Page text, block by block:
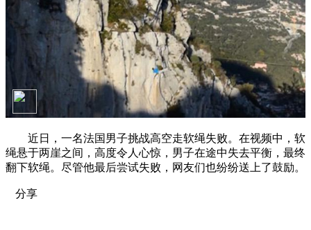
近日，一名法国男子挑战高空走软绳失败。在视频中，软
绳悬于两崖之间，高度令人心惊，男子在途中失去平衡，最终
翻下软绳。尽管他最后尝试失败，网友们也纷纷送上了鼓励。
分享